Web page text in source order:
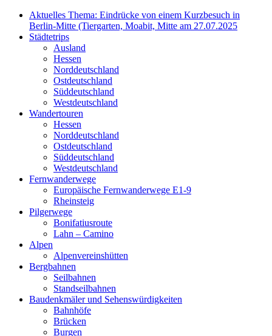
Aktuelles Thema: Eindrücke von einem Kurzbesuch in
Berlin-Mitte (Tiergarten, Moabit, Mitte am 27.07.2025
Städtetrips
Ausland
Hessen
Norddeutschland
Ostdeutschland
Süddeutschland
Westdeutschland
Wandertouren
Hessen
Norddeutschland
Ostdeutschland
Süddeutschland
Westdeutschland
Fernwanderwege
Europäische Fernwanderwege E1-9
Rheinsteig
Pilgerwege
Bonifatiusroute
Lahn – Camino
Alpen
Alpenvereinshütten
Bergbahnen
Seilbahnen
Standseilbahnen
Baudenkmäler und Sehenswürdigkeiten
Bahnhöfe
Brücken
Burgen